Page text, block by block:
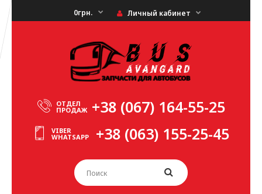
0грн. Личный кабинет
ОТДЕЛ
ПРОДАЖ +38 (067) 164-55-25
VIBER
WHATSAPP +38 (063) 155-25-45